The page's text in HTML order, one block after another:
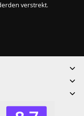
verstrekt.